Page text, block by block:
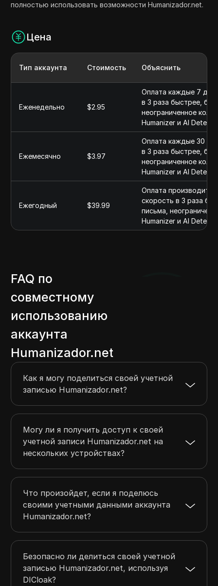
полностью использовать возможности Humanizador.net.
Цена
Тип аккаунта Стоимость Объяснить
Еженедельно $2.95
Оплата каждые 7
в 3 раза быстрее,
неограниченное
Humanizer и AI
Ежемесячно $3.97
Оплата каждые 30
в 3 раза быстрее,
неограниченное
Humanizer и AI
Ежегодный $39.99
Оплата
скорость в 3 раза
письма,
Humanizer и AI
FAQ по
совместному
использованию
аккаунта
Humanizador.net
Как я могу поделиться своей учетной
записью Humanizador.net?
Могу ли я получить доступ к своей
учетной записи Humanizador.net на
нескольких устройствах?
Что произойдет, если я поделюсь
своими учетными данными аккаунта
Humanizador.net?
Безопасно ли делиться своей учетной
записью Humanizador.net, используя
DICloak?